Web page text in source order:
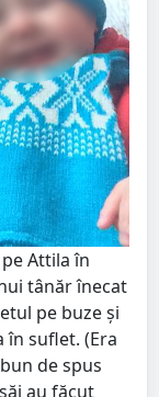
Attila în
tânăr înecat
pe buze și
în suflet. (Era
de spus
au făcut